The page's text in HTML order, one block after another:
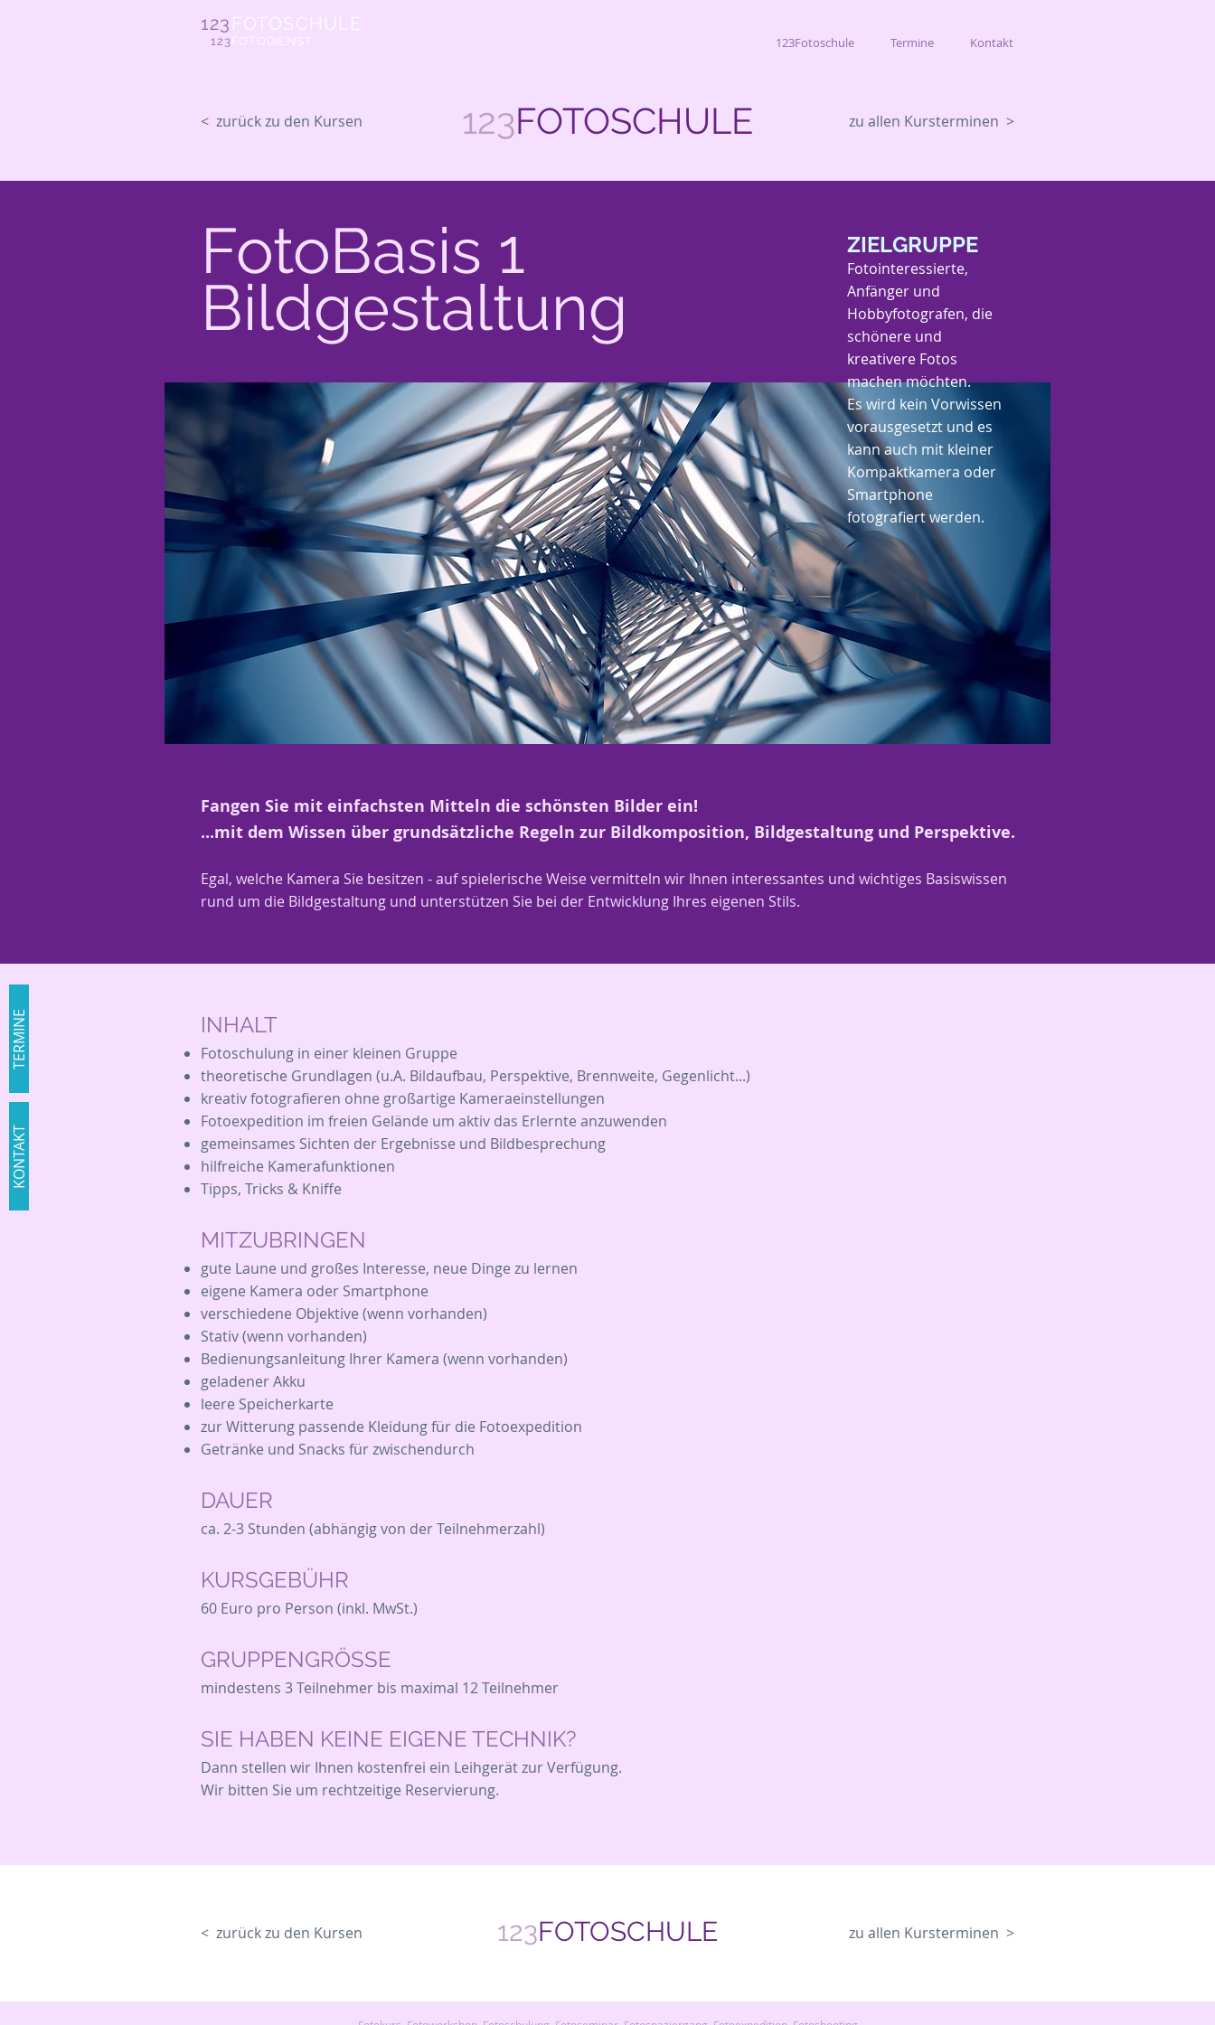
123Fotoschule Termine Kontakt
123 FOTOSCHULE
123 FOTODIENST
TERMINE
KONTAKT
123FOTOSCHULE
< zurück zu den Kursen zu allen Kursterminen >
FotoBasis 1
Bildgestaltung
ZIELGRUPPE
Fotointeressierte,
Anfänger und
Hobbyfotografen, die
schönere und
kreativere Fotos
machen möchten.
Es wird kein Vorwissen
vorausgesetzt und es
kann auch mit kleiner
Kompaktkamera oder
Smartphone
fotografiert werden.
Fangen Sie mit einfachsten Mitteln die schönsten Bilder ein!
...mit dem Wissen über grundsätzliche Regeln zur Bildkomposition, Bildgestaltung und Perspektive.
Egal, welche Kamera Sie besitzen - auf spielerische Weise vermitteln wir Ihnen interessantes und wichtiges Basiswissen
rund um die Bildgestaltung und unterstützen Sie bei der Entwicklung Ihres eigenen Stils.
INHALT
Fotoschulung in einer kleinen Gruppe
theoretische Grundlagen (u.A. Bildaufbau, Perspektive, Brennweite, Gegenlicht...)
kreativ fotografieren ohne großartige Kameraeinstellungen
Fotoexpedition im freien Gelände um aktiv das Erlernte anzuwenden
gemeinsames Sichten der Ergebnisse und Bildbesprechung
hilfreiche Kamerafunktionen
Tipps, Tricks & Kniffe
MITZUBRINGEN
gute Laune und großes Interesse, neue Dinge zu lernen
eigene Kamera oder Smartphone
verschiedene Objektive (wenn vorhanden)
Stativ (wenn vorhanden)
Bedienungsanleitung Ihrer Kamera (wenn vorhanden)
geladener Akku
leere Speicherkarte
zur Witterung passende Kleidung für die Fotoexpedition
Getränke und Snacks für zwischendurch
DAUER
ca. 2-3 Stunden (abhängig von der Teilnehmerzahl)
KURSGEBÜHR
60 Euro pro Person (inkl. MwSt.)
GRUPPENGRÖSSE
mindestens 3 Teilnehmer bis maximal 12 Teilnehmer
SIE HABEN KEINE EIGENE TECHNIK?
Dann stellen wir Ihnen kostenfrei ein Leihgerät zur Verfügung.
Wir bitten Sie um rechtzeitige Reservierung.
123FOTOSCHULE
< zurück zu den Kursen zu allen Kursterminen >